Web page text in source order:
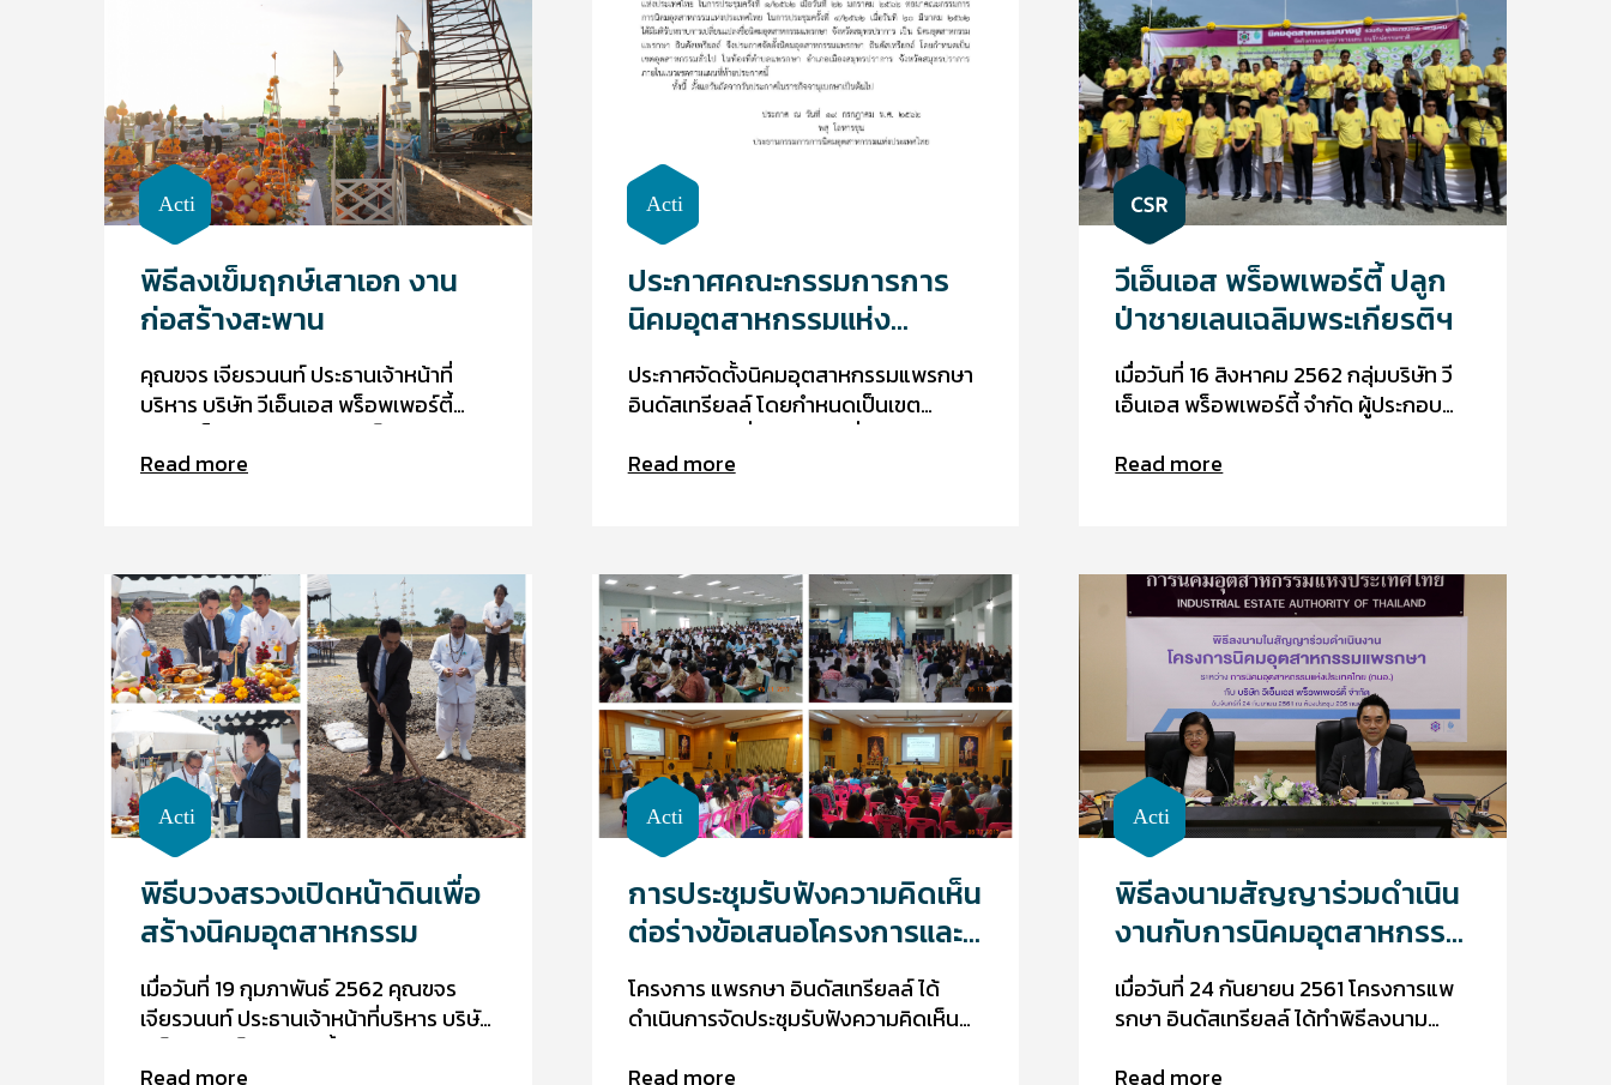
การแยกขยะ ซึ่งกิจกรรมดังกล่าวได้จัดขึ้น
ที่เทศบาลตำบลแพรกษา, โรงเรียนแพ
รกษาวิเทศศึกษา, โรงเรียนแพรกษาวิทยา
และโรงเรียนวัดแพรกษา
พิธีลงเข็มฤกษ์เสาเอก งาน
ก่อสร้างสะพาน
คุณขจร เจียรวนนท์ ประธานเจ้าหน้าที่
บริหาร บริษัท วีเอ็นเอส พร็อพเพอร์ตี้
จำกัด เป็นประธานในพิธีลงเข็มฤกษ์
เสาเอก งานก่อสร้างสะพาน เพื่อเริ่ม
Read more
ประกาศคณะกรรมการการ
นิคมอุตสาหกรรมแห่ง
ประเทศไทย เรื่องการจัดตั้ง
นิคมอุตสาหกรรมแพรกษา
อินดัสเทรียลล์
ประกาศจัดตั้งนิคมอุตสาหกรรมแพรกษา
อินดัสเทรียลล์ โดยกำหนดเป็นเขต
อุตสาหกรรมทั่วไป ในท้องที่ตำบลแพ
รกษา อำเภอเมืองสมุทรปราการ จังหวัด
Read more
วีเอ็นเอส พร็อพเพอร์ตี้ ปลูก
ป่าชายเลนเฉลิมพระเกียรติฯ
เมื่อวันที่ 16 สิงหาคม 2562 กลุ่มบริษัท วี
เอ็นเอส พร็อพเพอร์ตี้ จำกัด ผู้ประกอบ
งานพนักงานบริษัทเข้าร่วมเป็นส่วนหนึ่งใน
ธรรมชาติกองทัพบก (สถานตากอากาศ
บางปู) จังหวัดสมุทรปราการ
Read more
พิธีบวงสรวงเปิดหน้าดินเพื่อ
สร้างนิคมอุตสาหกรรม
เมื่อวันที่ 19 กุมภาพันธ์ 2562 คุณขจร
เจียรวนนท์ ประธานเจ้าหน้าที่บริหาร บริษัท
วีเอ็นเอส พร็อพเพอร์ตี้ จำกัด บริษัทใน
เครือเจริญโภคภัณฑ์ เป็นประธานพิธี
Read more
การประชุมรับฟังความคิดเห็น
ต่อร่างข้อเสนอโครงการและ
ขอบเขตการศึกษารายงาน
การประเมินผลกระทบสิ่ง
โครงการ แพรกษา อินดัสเทรียลล์ ได้
ดำเนินการจัดประชุมรับฟังความคิดเห็น
ศึกษารายงานการประเมินผลกระทบสิ่ง
Read more
พิธีลงนามสัญญาร่วมดำเนิน
งานกับการนิคมอุตสาหกรรม
แห่งประเทศไทย
เมื่อวันที่ 24 กันยายน 2561 โครงการแพ
รกษา อินดัสเทรียลล์ ได้ทำพิธีลงนาม
อุตสาหกรรมแห่งประเทศไทย ซึ่งจะ
Read more